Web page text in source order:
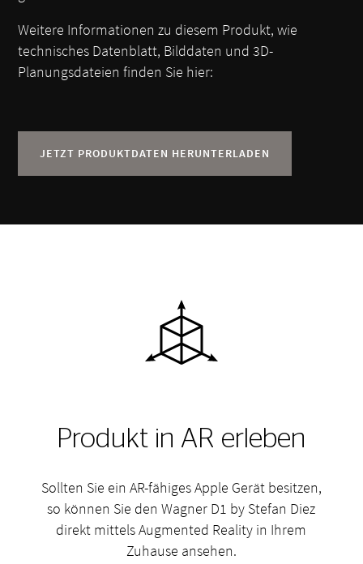
Weitere Informationen zu diesem Produkt, wie
technisches Datenblatt, Bilddaten und 3D-
Planungsdateien finden Sie hier:
JETZT PRODUKTDATEN HERUNTERLADEN
Produkt in AR erleben
Sollten Sie ein AR-fähiges Apple Gerät besitzen,
so können Sie den Wagner D1 by Stefan Diez
direkt mittels Augmented Reality in Ihrem
Zuhause ansehen.